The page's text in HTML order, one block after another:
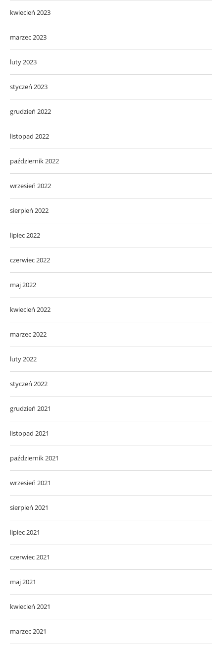
kwiecień 2023
marzec 2023
luty 2023
styczeń 2023
grudzień 2022
listopad 2022
październik 2022
wrzesień 2022
sierpień 2022
lipiec 2022
czerwiec 2022
maj 2022
kwiecień 2022
marzec 2022
luty 2022
styczeń 2022
grudzień 2021
listopad 2021
październik 2021
wrzesień 2021
sierpień 2021
lipiec 2021
czerwiec 2021
maj 2021
kwiecień 2021
marzec 2021